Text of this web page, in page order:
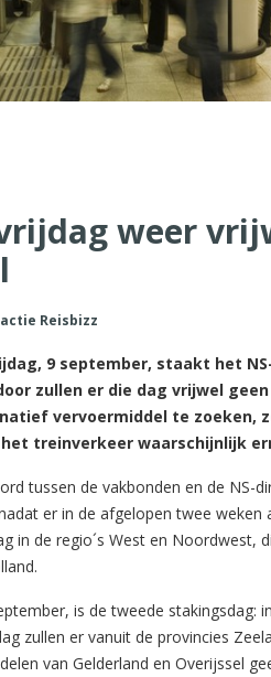
weer
Reisbizz
9 september, staakt het
zullen er die dag vrijwel
vervoermiddel te zoeken,
treinverkeer waarschijnlijk
tussen de vakbonden en de NS-
er in de afgelopen twee weken
in de regio´s West en Noordwest,
is de tweede stakingsdag:
zullen er vanuit de provincies
van Gelderland en Overijssel